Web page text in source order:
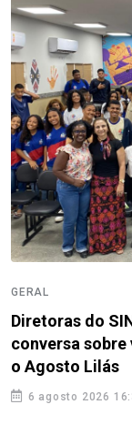
GERAL
Diretoras do
conversa
o Agosto Lilás
6 agosto 2026